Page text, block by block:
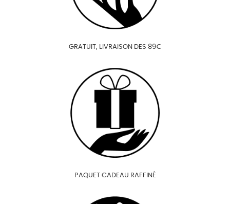
GRATUIT, LIVRAISON DES 89€
PAQUET CADEAU RAFFINÉ